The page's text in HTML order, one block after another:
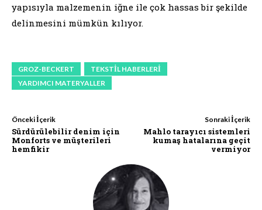
yapısıyla malzemenin iğne ile çok hassas bir şekilde
delinmesini mümkün kılıyor.
GROZ-BECKERT
TEKSTIL HABERLERI
YARDIMCI MATERYALLER
Önceki İçerik
Sürdürülebilir denim için
Monforts ve müşterileri
hemfikir
Sonraki İçerik
Mahlo tarayıcı sistemleri
kumaş hatalarına geçit
vermiyor